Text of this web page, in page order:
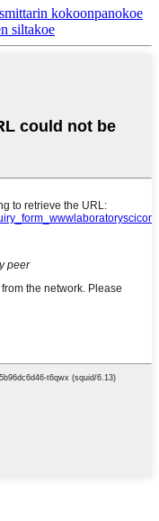
kokoonpanokoe
siltakoe